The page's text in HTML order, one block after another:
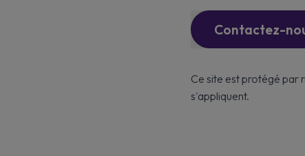
Contactez-
Ce site est protégé par
s'appliquent.